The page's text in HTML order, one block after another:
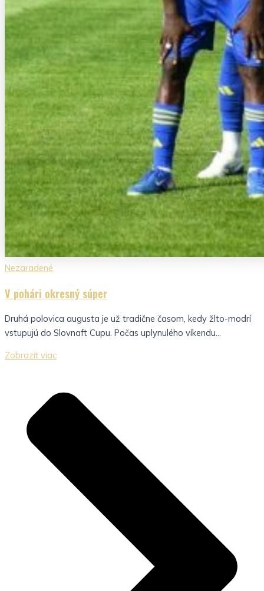
Nezaradené
V pohári okresný súper
Druhá polovica augusta je už tradične časom, kedy žlto-modrí
vstupujú do Slovnaft Cupu. Počas uplynulého víkendu...
Zobraziť viac